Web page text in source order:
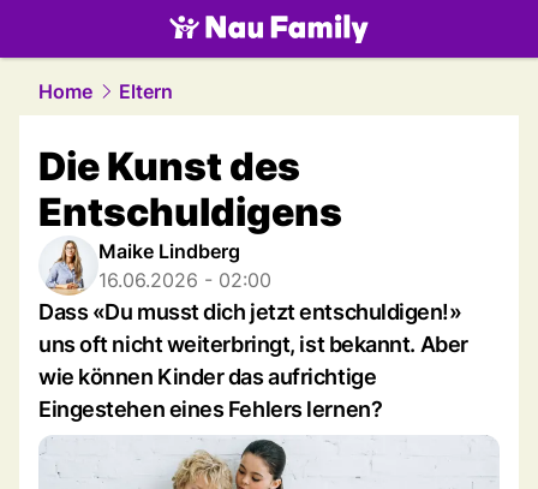
family.NAU.ch
Home Eltern
Die Kunst des
Entschuldigens
Maike Lindberg
16.06.2026 - 02:00
Dass «Du musst dich jetzt entschuldigen!»
uns oft nicht weiterbringt, ist bekannt. Aber
wie können Kinder das aufrichtige
Eingestehen eines Fehlers lernen?